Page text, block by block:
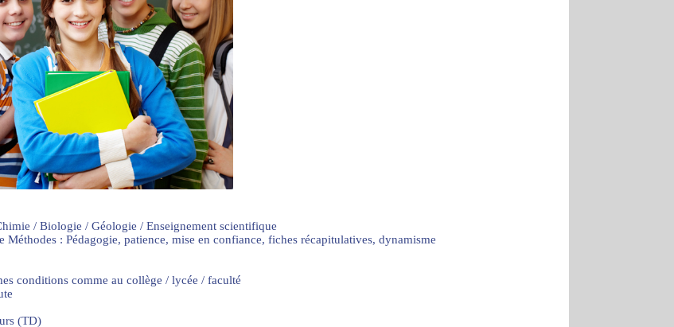
/ Biologie / Géologie / Enseignement scientifique
: Pédagogie, patience, mise en confiance, fiches récapitulatives, dynamisme
conditions comme au collège / lycée / faculté
(TD)